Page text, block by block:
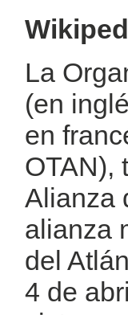
La
(en
en
OTAN),
Alianza
alianza
del
4 de